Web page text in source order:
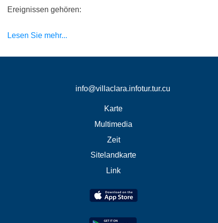
Ereignissen gehören:
Lesen Sie mehr...
info@villaclara.infotur.tur.cu
Karte
Multimedia
Zeit
Sitelandkarte
Link